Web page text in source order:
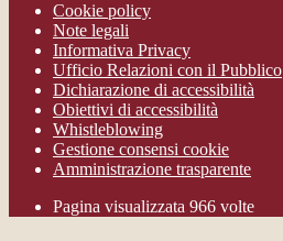
Cookie policy
Note legali
Informativa Privacy
Ufficio Relazioni con il Pubblico
Dichiarazione di accessibilità
Obiettivi di accessibilità
Whistleblowing
Gestione consensi cookie
Amministrazione trasparente
Pagina visualizzata 966 volte